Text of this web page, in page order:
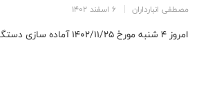
مصطفی انبارداران 6 اسفند 1402
امروز ۴ شنبه مورخ 1402/11/25 آماده سازی دستگاه پرس کاه نرم در ...